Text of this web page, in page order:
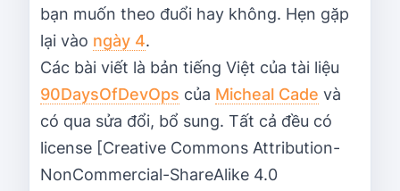
bạn muốn theo đuổi hay không. Hẹn gặp
lại vào ngày 4.
Các bài viết là bản tiếng Việt của tài liệu
90DaysOfDevOps của Micheal Cade và
có qua sửa đổi, bổ sung. Tất cả đều có
license [Creative Commons Attribution-
NonCommercial-ShareAlike 4.0